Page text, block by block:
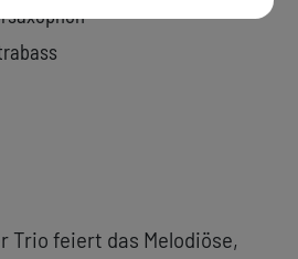
Trio feiert das Melodiöse,